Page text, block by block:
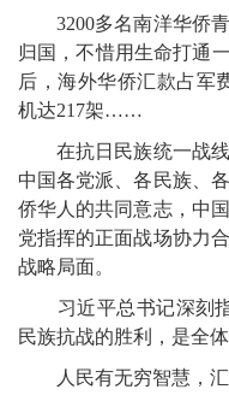
3200多名南洋华侨青
归国，不惜用生命打通
后，海外华侨汇款占军
机达217架……
在抗日民族统一战线
中国各党派、各民族、
侨华人的共同意志，中
党指挥的正面战场协力
战略局面。
习近平总书记深刻指
民族抗战的胜利，是全
人民有无穷智慧，